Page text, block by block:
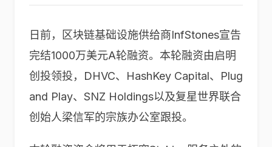
日前，区块链基础设施供给商InfStones宣告
完结1000万美元A轮融资。本轮融资由启明
创投领投，DHVC、HashKey Capital、Plug
and Play、SNZ Holdings以及复星世界联合
创始人梁信军的宗族办公室跟投。